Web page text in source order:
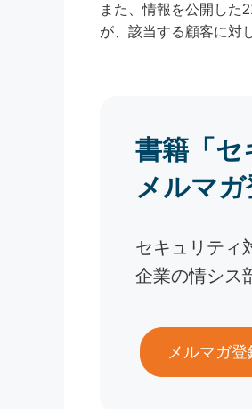
また、情報を公開した
が、該当する顧客に対
書籍「セ
メルマ
セキュリティ
企業の情シス
メルマガ